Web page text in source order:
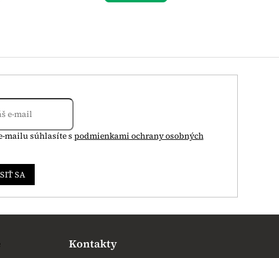
mailu súhlasíte spodmienkami ochrany osobných
SA
Kontakty